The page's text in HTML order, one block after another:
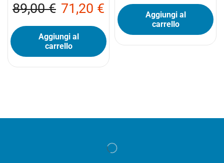
89,00€ 71,20 €
Aggiungi al
carrello
Aggiungi al
carrello